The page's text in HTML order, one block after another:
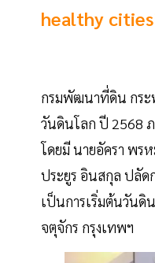
healthy
กรมพัฒนาที่ดิน กระ
วันดินโลก ปี 2568
โดยมี นายอัครา พร
ประยูร อินสกุล ปลั
เป็นการเริ่มต้นวัน
จตุจักร กรุงเทพฯ